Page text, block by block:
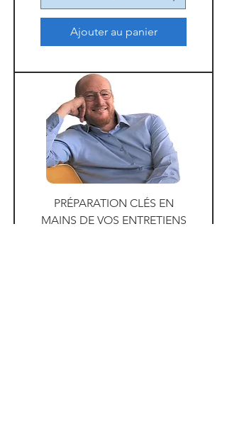
Ajouter au panier
PRÉPARATION CLÉS EN
MAINS DE VOS ENTRETIENS